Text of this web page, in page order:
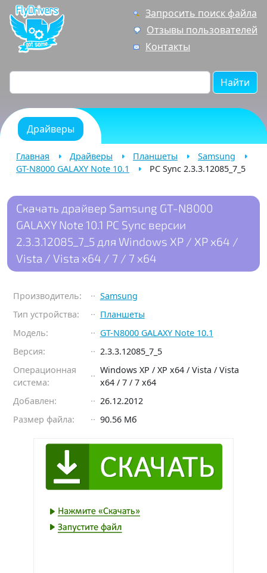
Запросить поиск файла
Отзывы пользователей
Контакты
Найти
Драйверы
Главная Драйверы Планшеты
Samsung
GT-N8000 GALAXY Note 10.1
PC Sync 2.3.3.12085_7_5
Скачать драйвер Samsung GT-N8000
GALAXY Note 10.1 PC Sync версии
2.3.3.12085_7_5 для Windows XP / XP x64 /
Vista / Vista x64 / 7 / 7 x64
Производитель:
Samsung
Тип устройства:
Планшеты
Модель:
GT-N8000 GALAXY Note 10.1
Версия:
2.3.3.12085_7_5
Операционная
система:
Windows XP / XP x64 / Vista / Vista
x64 / 7 / 7 x64
Добавлен:
26.12.2012
Размер файла:
90.56 Мб